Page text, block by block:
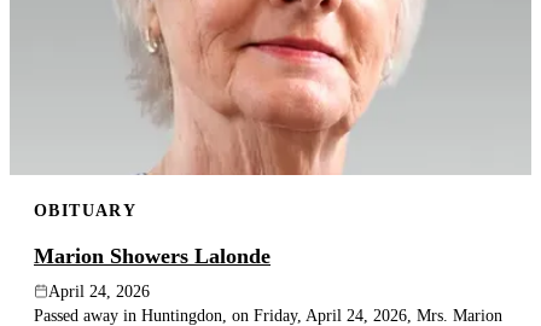
OBITUARY
Marion Showers Lalonde
April 24, 2026
Passed away in Huntingdon, on Friday, April 24, 2026, Mrs. Marion